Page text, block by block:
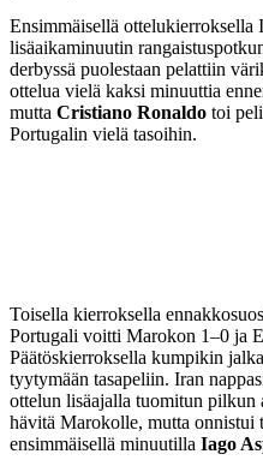
Ensimmäisellä
lisäaikaminuutin
derbyssä puolestaan pelattiin
ottelua vielä kaksi minuuttia
mutta Cristiano Ronaldo toi
Portugalin vielä tasoihin.
Toisella kierroksella
Portugali voitti Marokon 1–0 ja
Päätöskierroksella kumpikin
tyytymään tasapeliin. Iran
ottelun lisäajalla tuomitun pilkun
hävitä Marokolle, mutta onnistui
ensimmäisellä minuutilla Iago